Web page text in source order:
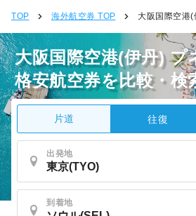
TOP 海外航空券 TOP 大阪国際空港
大阪国際空港(伊丹) プ
格安航空券を比較・検
片道 往復
出発地
到着地